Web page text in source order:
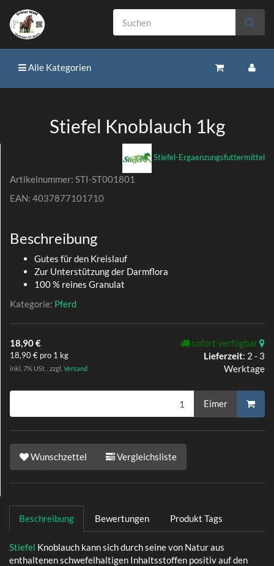
Alle Kategorien
Stiefel Knoblauch 1kg
Stiefel-Ergaenzungsfuttermittel
Artikelnummer: STI-ST001801
EAN: 4037877101710
Beschreibung
Gutes für den Kreislauf
Zur Unterstützung der Darmflora
100 % reines Granulat
Kategorie: Pferd
18,90 €
18,90 € pro 1 kg
inkl. 7% USt. , zzgl. Versand
sofort verfügbar
Lieferzeit: 2 - 3
Werktage
Eimer
Wunschzettel Vergleichsliste
Beschreibung Bewertungen Produkt Tags
Stiefel Knoblauch kann sich durch seine von Natur aus
enthaltenen schwefelhaltigen Inhaltsstoffen positiv auf den